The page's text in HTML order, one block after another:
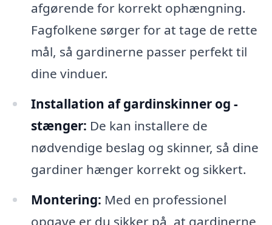
afgørende for korrekt ophængning.
Fagfolkene sørger for at tage de rette
mål, så gardinerne passer perfekt til
dine vinduer.
Installation af gardinskinner og -
stænger: De kan installere de
nødvendige beslag og skinner, så dine
gardiner hænger korrekt og sikkert.
Montering: Med en professionel
opgave er du sikker på, at gardinerne